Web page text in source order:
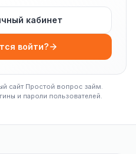
кабинет
войти?
сайт Простой вопрос займ.
и пароли пользователей.